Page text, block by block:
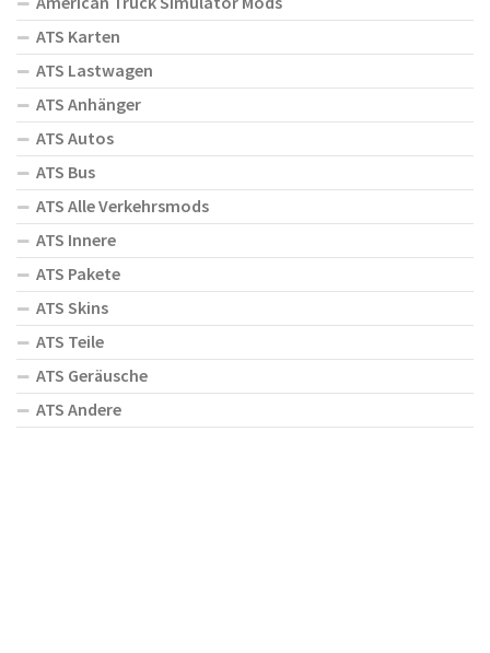
ATS Karten
ATS Lastwagen
ATS Anhänger
ATS Autos
ATS Bus
ATS Alle Verkehrsmods
ATS Innere
ATS Pakete
ATS Skins
ATS Teile
ATS Geräusche
ATS Andere